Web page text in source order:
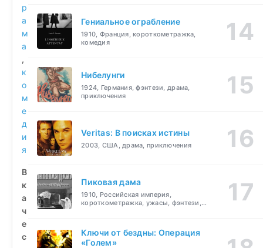
р
а
м
а
,
к
о
м
е
д
и
я
В
к
а
ч
е
с
Гениальное ограбление
1910, Франция, короткометражка,
комедия
Нибелунги
1924, Германия, фэнтези, драма,
приключения
Veritas: В поисках истины
2003, США, драма, приключения
Пиковая дама
1910, Российская империя,
короткометражка, ужасы, фэнтези,
Ключи от бездны: Операция
«Голем»